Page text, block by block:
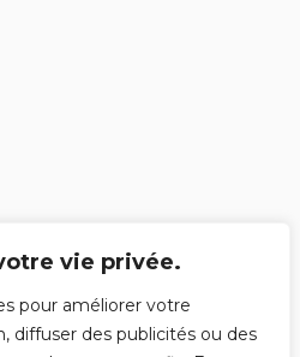
vie privée.
pour améliorer votre
diffuser des publicités ou des